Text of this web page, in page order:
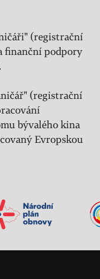
(registrační
finanční podpory
(registrační
bývalého kina
Evropskou